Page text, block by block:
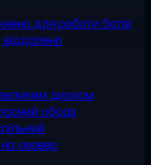
для роботи ботів
диском
образ
сервер